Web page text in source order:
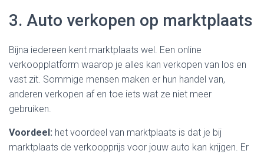
3. Auto verkopen op marktplaats
Bijna iedereen kent marktplaats wel. Een online
verkoopplatform waarop je alles kan verkopen van los en
vast zit. Sommige mensen maken er hun handel van,
anderen verkopen af en toe iets wat ze niet meer
gebruiken.
Voordeel: het voordeel van marktplaats is dat je bij
marktplaats de verkoopprijs voor jouw auto kan krijgen. Er